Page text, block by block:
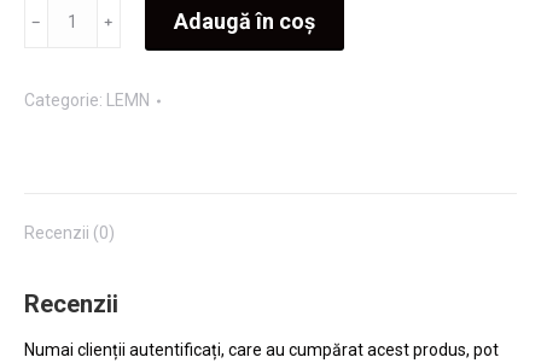
grădina
Adaugă în coș
Categorie: LEMN
Recenzii (0)
Recenzii
Numai clienții autentificați, care au cumpărat acest produs, pot